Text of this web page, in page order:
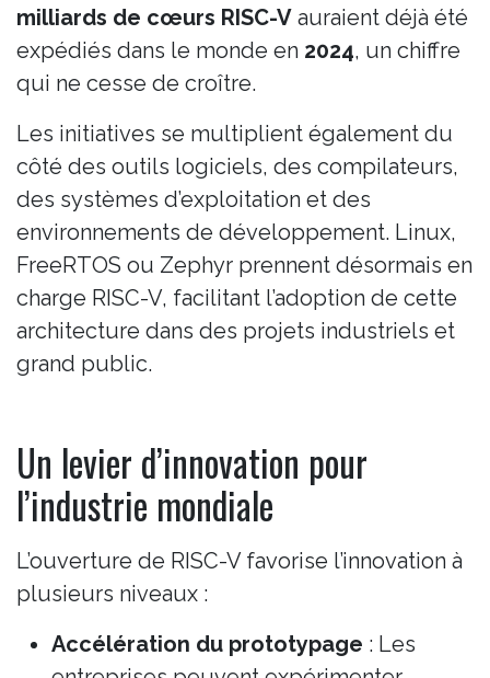
milliards de cœurs RISC-V auraient déjà été
expédiés dans le monde en 2024, un chiffre
qui ne cesse de croître.
Les initiatives se multiplient également du
côté des outils logiciels, des compilateurs,
des systèmes d’exploitation et des
environnements de développement. Linux,
FreeRTOS ou Zephyr prennent désormais en
charge RISC-V, facilitant l’adoption de cette
architecture dans des projets industriels et
grand public.
Un levier d’innovation pour
l’industrie mondiale
L’ouverture de RISC-V favorise l’innovation à
plusieurs niveaux :
Accélération du prototypage : Les